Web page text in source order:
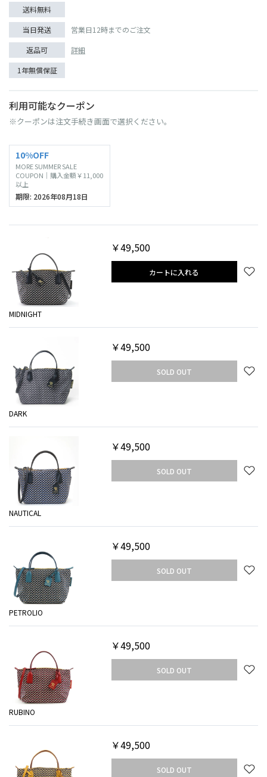
送料無料
当日発送
営業日12時までのご注文
返品可
詳細
1年無償保証
利用可能なクーポン
※クーポンは注文手続き画面で選択ください。
10%OFF
MORE SUMMER SALE
COUPON｜購入金額￥11,000
以上
期限: 2026年08月18日
MIDNIGHT
￥49,500
カートに入れる
DARK
￥49,500
SOLD OUT
NAUTICAL
￥49,500
SOLD OUT
PETROLIO
￥49,500
SOLD OUT
RUBINO
￥49,500
SOLD OUT
￥49,500
SOLD OUT